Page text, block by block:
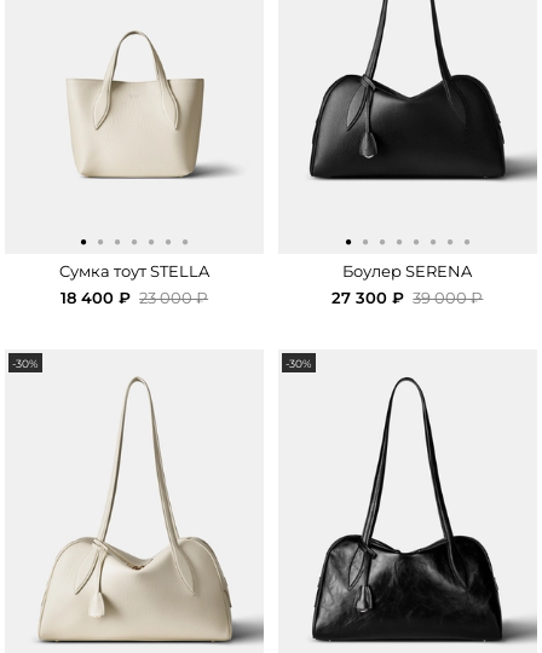
·······
Cумка тоут STELLA
18 400 ₽ 23 000 ₽
········
Боулер SERENA
27 300 ₽ 39 000 ₽
-30% -30%